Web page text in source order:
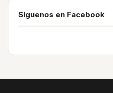
Síguenos en Facebook